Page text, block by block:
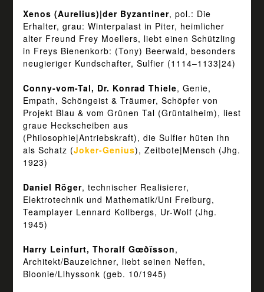
Xenos (Aurelius)|der Byzantiner, pol.: Die
Erhalter, grau: Winterpalast in Piter, heimlicher
alter Freund Frey Moellers, liebt einen Schützling
in Freys Bienenkorb: (Tony) Beerwald, besonders
neugieriger Kundschafter, Sulfier (1114–1133|24)
Conny-vom-Tal, Dr. Konrad Thiele, Genie,
Empath, Schöngeist & Träumer, Schöpfer von
Projekt Blau & vom Grünen Tal (Grüntalheim), liest
graue Heckscheiben aus
(Philosophie|Antriebskraft), die Sulfier hüten ihn
als Schatz (Joker-Genius), Zeitbote|Mensch (Jhg.
1923)
Daniel Röger, technischer Realisierer,
Elektrotechnik und Mathematik/Uni Freiburg,
Teamplayer Lennard Kollbergs, Ur-Wolf (Jhg.
1945)
Harry Leinfurt, Thoralf Gœðïsson,
Architekt/Bauzeichner, liebt seinen Neffen,
Bloonie/Llhyssonk (geb. 10/1945)